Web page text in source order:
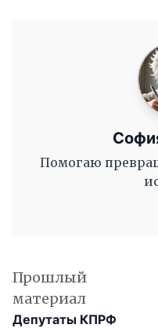
Помогаю
Прошлый
материал
Депутаты КПРФ